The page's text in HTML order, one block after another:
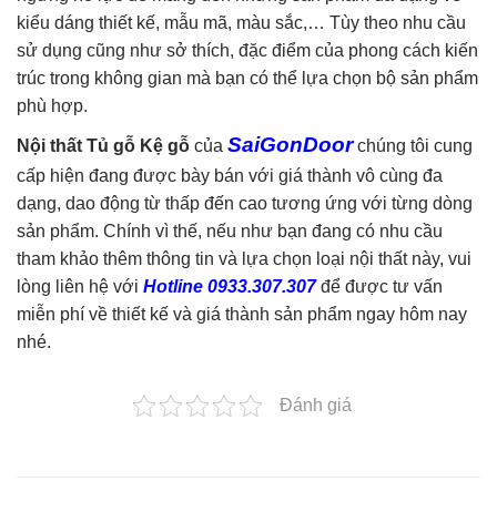
kiểu dáng thiết kế, mẫu mã, màu sắc,… Tùy theo nhu cầu
sử dụng cũng như sở thích, đặc điểm của phong cách kiến
trúc trong không gian mà bạn có thể lựa chọn bộ sản phẩm
phù hợp.
Nội thất Tủ gỗ Kệ gỗ của SaiGonDoorchúng tôi cung
cấp hiện đang được bày bán với giá thành vô cùng đa
dạng, dao động từ thấp đến cao tương ứng với từng dòng
sản phẩm. Chính vì thế, nếu như bạn đang có nhu cầu
tham khảo thêm thông tin và lựa chọn loại nội thất này, vui
lòng liên hệ với Hotline 0933.307.307để được tư vấn
miễn phí về thiết kế và giá thành sản phẩm ngay hôm nay
nhé.
Đánh giá